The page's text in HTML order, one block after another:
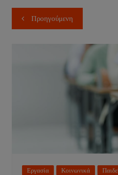
Πλοήγηση
άρθρων
Προηγούμενη
Εργασία Κοινωνικά